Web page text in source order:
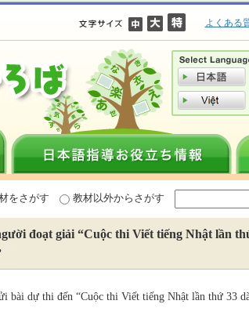
よくある
をさがす 教材以外からさがす
đoạt giải “Cuộc thi Viết tiếng Nhật lần
bài dự thi đến “Cuộc thi Viết tiếng Nhật lần thứ 33